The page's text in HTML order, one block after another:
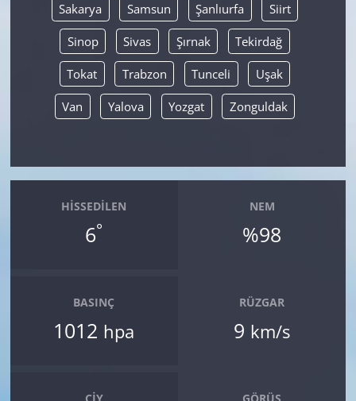
Sakarya Samsun Şanlıurfa Siirt
Sinop Sivas Şırnak Tekirdağ
Tokat Trabzon Tunceli Uşak
Van Yalova Yozgat Zonguldak
HISSEDILEN
6°
NEM
%98
BASINÇ
1012 hpa
RÜZGAR
9 km/s